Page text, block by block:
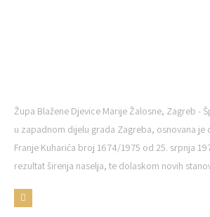
Župa Blažene Djevice Marije Žalosne, Zagreb -
u zapadnom dijelu grada Zagreba, osnovana
Franje Kuharića broj 1674/1975 od 25. srpnja
rezultat širenja naselja, te dolaskom novih